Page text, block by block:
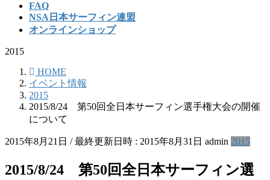
FAQ
NSA日本サーフィン連盟
オンラインショップ
2015
HOME
イベント情報
2015
2015/8/24 第50回全日本サーフィン選手権大会の開催
について
2015年8月21日 / 最終更新日時 : 2015年8月31日 admin 2015
2015/8/24 第50回全日本サーフィン選